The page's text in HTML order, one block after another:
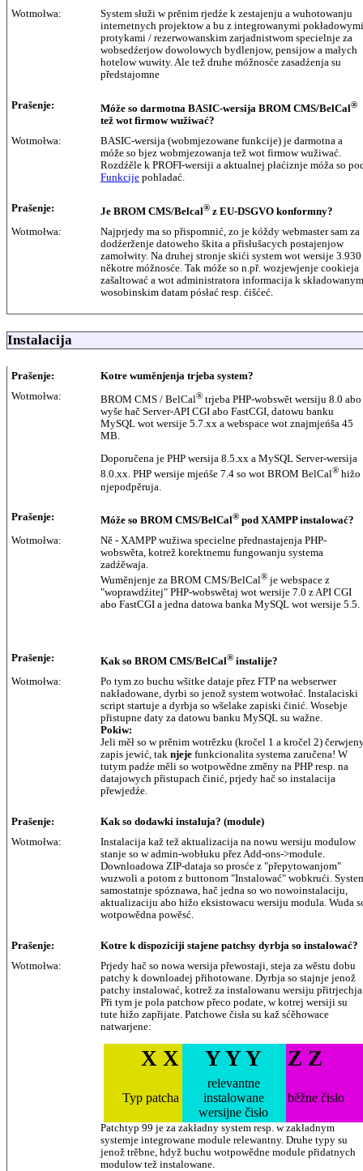
Wotmołwa:
System słuži w prěnim rjedźe k zestajenju a wuhotowanju
internetnych projektow a bu z integrowanymi pokładowymi
protykami / rezerwowanskim zarjadnistwom specielnje za
wobsedźerjow dowolowych bydlenjow, pensijow a małych
hotelow wuwity. Ale tež druhe móžnosće zasadźenja su
předstajomne
Prašenje: Móže so darmotna BASIC-wersija BROM CMS/BelCal®
tež wot firmow wužiwać?
Wotmołwa:
BASIC-wersija (wobmjezowane funkcije) je darmotna a
móže so bjez wobmjezowanja tež wot firmow wužiwać.
Rozdźěle k PROFI-wersiji a aktualnej płaćiznje móža so
Funkcije pohladać.
Prašenje: Je BROM CMS/Belcal® z EU-DSGVO konformny?
Wotmołwa:
Najprjedy ma so přispomnić, zo je kóždy webmaster sam za
dodźerženje datoweho škita a přisłušacych postajenjow
zamołwity. Na druhej stronje skići system wot wersije 3.930
někotre móžnosće. Tak móže so n.př. wozjewjenje cookieja
zašaltować a wot administratora informacija k składowanym
wosobinskim datam pósłać resp. ćišćeć.
Instalacija
Prašenje:
Kotre wuměnjenja trjeba system?
Wotmołwa:
BROM CMS / BelCal® trjeba PHP-wobswět wersiju 8.0 abo
wyše hač Server-API CGI abo FastCGI, datowu banku
MySQL wot wersije 5.7.xx a webspace wot znajmjeńša 45
MB.
Doporučena je PHP wersija 8.5.xx a MySQL Server-wersija
8.0.xx. PHP wersije mjeńše 7.4 so wot BROM BelCal® hižo
njepodpěruja.
Prašenje: Móže so BROM CMS/BelCal® pod XAMPP instalować?
Wotmołwa:
Ně - XAMPP wužiwa specielne přednastajenja PHP-
wobswěta, kotrež korektnemu fungowanju systema
zadźěwaja.
Wuměnjenje za BROM CMS/BelCal® je webspace z
"woprawdźitej" PHP-wobswětaj wot wersije 7.0 z API CGI
abo FastCGI a jedna datowa banka MySQL wot wersije 5.5.
Prašenje: Kak so BROM CMS/BelCal® instalije?
Wotmołwa:
Po tym zo buchu wšitke dataje přez FTP na webserwer
nakładowane, dyrbi so jenož system wotwołać. Instalaciski
script startuje a dyrbja so wšelake zapiski činić. Wosebje
přistupne daty za datowu banku MySQL su wažne.
Pokiw:
Jeli měł so w prěnim wotrězku (kročel 1 a kročel 2)
zapis jewić, tak njeje funkcionalita systema zaručena! W
tutym padźe měli so wotpowědne změny na PHP resp. na
datajowych přistupach činić, prjedy hač so instalacija
přewjedźe.
Prašenje:
Kak so dodawki instaluja? (module)
Wotmołwa:
Instalacija kaž tež aktualizacija na nowu wersiju modulow
stanje so w admin-wobłuku přez Add-ons->module.
Downloadowa ZIP-dataja so prosće z "přepytowanjom"
wuzwoli a potom z buttonom "Instalować" wobkrući.
samostatnje spóznawa, hač jedna so wo nowoinstalaciju,
aktualizaciju abo hižo eksistowacu wersiju modula. Wuda
wotpowědna powěsć.
Prašenje:
Kotre k dispoziciji stajene patchsy dyrbja so instalować?
Wotmołwa:
Prjedy hač so nowa wersija přewostaji, steja za wěstu dobu
patchy k downloadej přihotowane. Dyrbja so stajnje jenož
patchy instalować, kotrež za instalowanu wersiju
Při tym je pola patchow přeco podate, w kotrej wersiji su
tute hižo zapřijate. Patchowe čisła su kaž sćěhowace
natwarjene:
X X Y Y Y Z Z
Typ patcha
relevantne
instalowane
wersijne čisło
běžne čisło
Patchtyp 99 je za zakładny system resp. w zakładnym
systemje integrowane module relewantny. Druhe typy su
jenož trěbne, hdyž buchu wotpowědne module přidatnych
modulow tež instalowane.